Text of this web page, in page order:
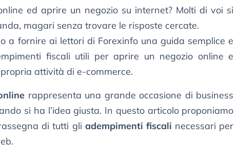
ed aprire un negozio su internet? Molti di voi si
magari senza trovare le risposte cercate.
a fornire ai lettori di Forexinfo una guida semplice e
fiscali utili per aprire un negozio online e
attività di e-commerce.
rappresenta una grande occasione di business
si ha l’idea giusta. In questo articolo proponiamo
di tutti gli adempimenti fiscali necessari per